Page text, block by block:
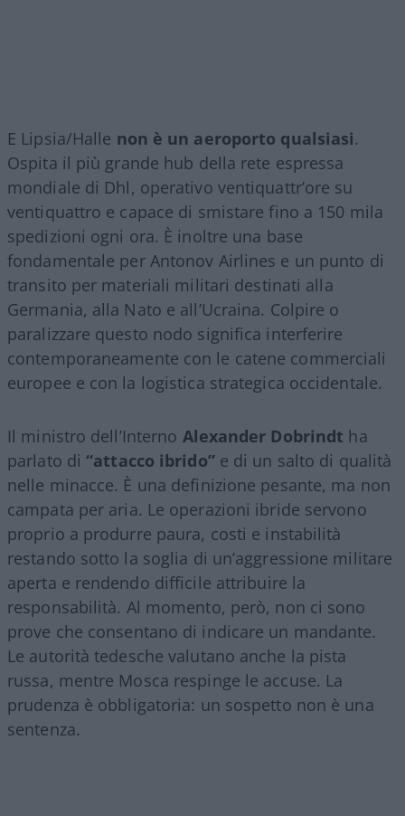
E Lipsia/Halle non è un aeroporto qualsiasi.
Ospita il più grande hub della rete espressa
mondiale di Dhl, operativo ventiquattr’ore su
ventiquattro e capace di smistare fino a 150 mila
spedizioni ogni ora. È inoltre una base
fondamentale per Antonov Airlines e un punto di
transito per materiali militari destinati alla
Germania, alla Nato e all’Ucraina. Colpire o
paralizzare questo nodo significa interferire
contemporaneamente con le catene commerciali
europee e con la logistica strategica occidentale.
Il ministro dell’Interno Alexander Dobrindt ha
parlato di“attacco ibrido”e di un salto di qualità
nelle minacce. È una definizione pesante, ma non
campata per aria. Le operazioni ibride servono
proprio a produrre paura, costi e instabilità
restando sotto la soglia di un’aggressione militare
aperta e rendendo difficile attribuire la
responsabilità. Al momento, però, non ci sono
prove che consentano di indicare un mandante.
Le autorità tedesche valutano anche la pista
russa, mentre Mosca respinge le accuse. La
prudenza è obbligatoria: un sospetto non è una
sentenza.